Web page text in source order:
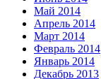
Май 2014
Апрель 2014
Март 2014
Февраль 2014
Январь 2014
Декабрь 2013